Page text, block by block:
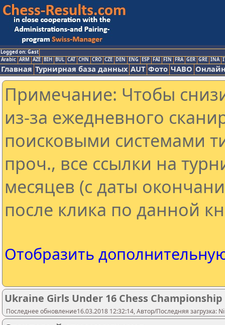
Logged on: Gast
Arabic ARM AZE BIH BUL CAT CHN CRO CZE DEN ENG ESP FAI FIN FRA GER GRE INA
Главная Турнирная база данных AUT Фото ЧАВО
Примечание: Чтобы
из-за ежедневного
поисковыми системами
проч., все ссылки на
месяцев (с даты
после клика по данной
Отобразить
Ukraine Girls Under 16 Chess Championship
Последнее обновление16.03.2018 12:32:14, Автор/Последняя загрузка: